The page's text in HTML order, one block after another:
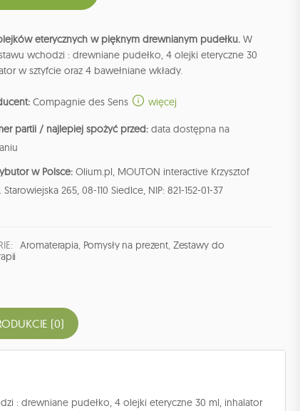
eterycznych w pięknym drewnianym pudełku. W
wchodzi : drewniane pudełko, 4 olejki eteryczne 30
w sztyfcie oraz 4 bawełniane wkłady.
Compagnie des Sens więcej
partii / najlepiej spożyć przed: data dostępna na
w Polsce: Olium.pl, MOUTON interactive Krzysztof
Starowiejska 265, 08-110 Siedlce, NIP: 821-152-01-37
Aromaterapia, Pomysły na prezent, Zestawy do
(0)
: drewniane pudełko, 4 olejki eteryczne 30 ml, inhalator